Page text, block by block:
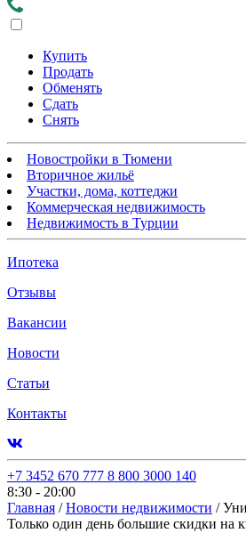
Купить
Продать
Обменять
Сдать
Снять
Новостройки в Тюмени
Вторичное жильё
Участки, дома, коттеджи
Коммерческая недвижимость
Недвижимость в Турции
Ипотека
Отзывы
Вакансии
Новости
Статьи
Контакты
+7 3452 670 777 8 800 3000 140
8:30 - 20:00
Главная / Новости недвижимости /
Только один день большие скидки на